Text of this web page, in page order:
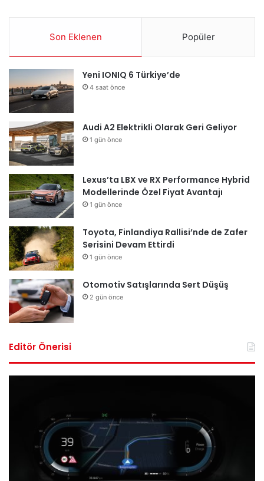
Son Eklenen Popüler
Yeni IONIQ 6 Türkiye’de
4 saat önce
Audi A2 Elektrikli Olarak Geri Geliyor
1 gün önce
Lexus’ta LBX ve RX Performance Hybrid
Modellerinde Özel Fiyat Avantajı
1 gün önce
Toyota, Finlandiya Rallisi’nde de Zafer
Serisini Devam Ettirdi
1 gün önce
Otomotiv Satışlarında Sert Düşüş
2 gün önce
Editör Önerisi